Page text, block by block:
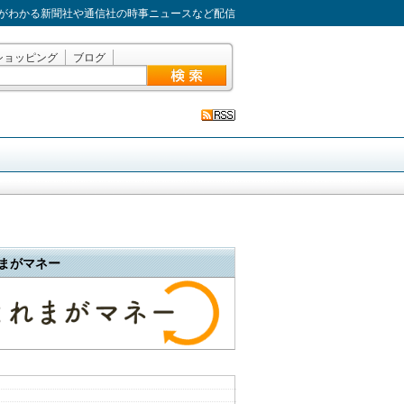
わかる新聞社や通信社の時事ニュースなど配信
ョッピング ブログ
がマネー